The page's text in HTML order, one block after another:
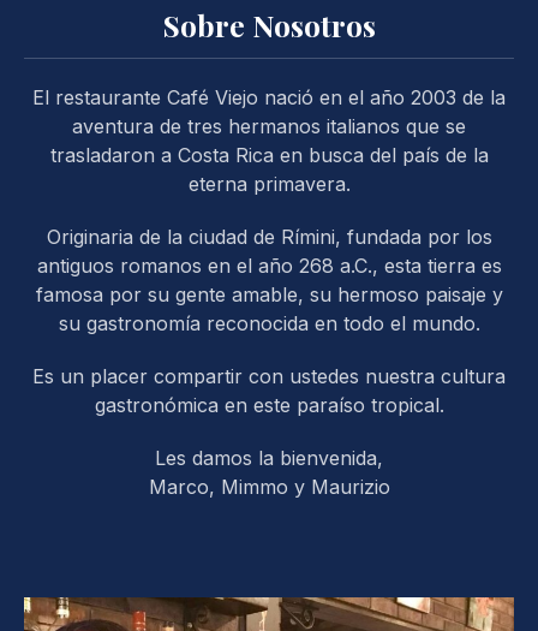
Sobre Nosotros
El restaurante Café Viejo nació en el año 2003 de la
aventura de tres hermanos italianos que se
trasladaron a Costa Rica en busca del país de la
eterna primavera.
Originaria de la ciudad de Rímini, fundada por los
antiguos romanos en el año 268 a.C., esta tierra es
famosa por su gente amable, su hermoso paisaje y
su gastronomía reconocida en todo el mundo.
Es un placer compartir con ustedes nuestra cultura
gastronómica en este paraíso tropical.
Les damos la bienvenida,
Marco, Mimmo y Maurizio
PREVIOUS